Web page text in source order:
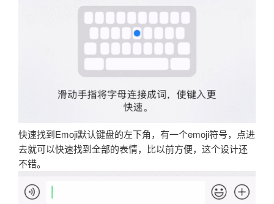
快速找到Emoji默认键盘的左下角，有一个emoji符号，点进
去就可以快速找到全部的表情，比以前方便，这个设计还
不错。